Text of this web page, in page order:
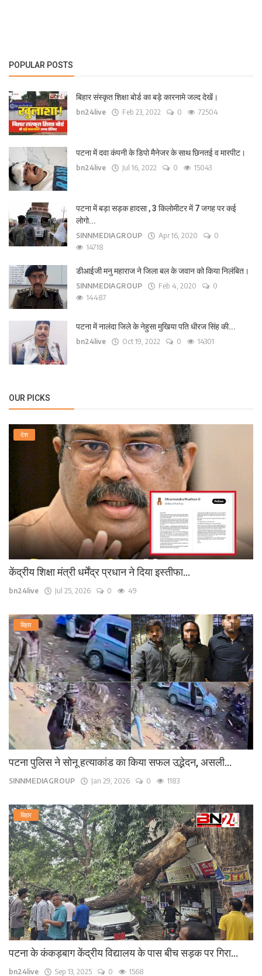
POPULAR POSTS
बिहार संस्कृत शिक्षा बोर्ड का बड़े कारनामे जल्द देखें।
bn24live Feb 23, 2022 0 72504
पटना में दवा कंपनी के डिपो मैनेजर के साथ छिनतई व मारपीट।
bn24live Jul 16, 2022 0 15043
पटना में बड़ा सड़क हादसा , 3 किलोमीटर में 7 जगह पर कई
लोगो...
SINNMEDIAGROUP Apr 16, 2020
0
14718
डीआईजी मनु महाराज ने जिला बल के जवान को किया निलंबित।
SINNMEDIAGROUP Feb 4, 2020
0
14487
पटना में नालंदा जिले के नेहुसा मुखिया पति धीरज सिंह की...
bn24live Oct 19, 2022 0 14301
OUR PICKS
देश
केंद्रीय शिक्षा मंत्री धर्मेंद्र प्रधान ने दिया इस्तीफा...
bn24live Jul 25, 2026 0 49
बिहार
पटना पुलिस ने सोनू हत्याकांड का किया सफल उद्भेदन, असली...
SINNMEDIAGROUP Jan 29, 2026 0 1183
बिहार
पटना के कंकड़बाग केंद्रीय विद्यालय के पास बीच सड़क पर गिरा...
bn24live Sep 13, 2025 0 1568